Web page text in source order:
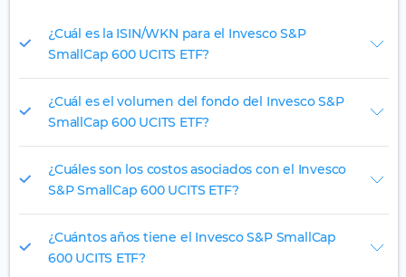
¿Cuál es la ISIN/WKN para el Invesco S&P
SmallCap 600 UCITS ETF?
¿Cuál es el volumen del fondo del Invesco S&P
SmallCap 600 UCITS ETF?
¿Cuáles son los costos asociados con el Invesco
S&P SmallCap 600 UCITS ETF?
¿Cuántos años tiene el Invesco S&P SmallCap
600 UCITS ETF?